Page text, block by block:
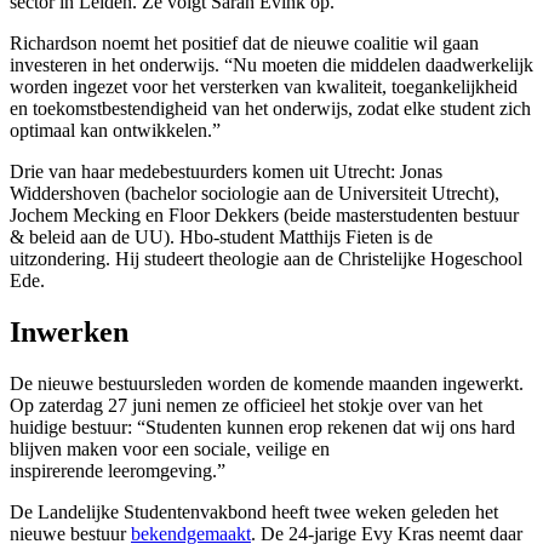
Richardson noemt het positief dat de nieuwe coalitie wil gaan
investeren in het onderwijs. “Nu moeten die middelen daadwerkelijk
worden ingezet voor het versterken van kwaliteit, toegankelijkheid
en toekomstbestendigheid van het onderwijs, zodat elke student zich
optimaal kan ontwikkelen.”
Drie van haar medebestuurders komen uit Utrecht: Jonas
Widdershoven (bachelor sociologie aan de Universiteit Utrecht),
Jochem Mecking en Floor Dekkers (beide masterstudenten bestuur
& beleid aan de UU). Hbo-student Matthijs Fieten is de
uitzondering. Hij studeert theologie aan de Christelijke Hogeschool
Ede.
Inwerken
De nieuwe bestuursleden worden de komende maanden ingewerkt.
Op zaterdag 27 juni nemen ze officieel het stokje over van het
huidige bestuur: “Studenten kunnen erop rekenen dat wij ons hard
blijven maken voor een sociale, veilige en
inspirerende leeromgeving.”
De Landelijke Studentenvakbond heeft twee weken geleden het
nieuwe bestuurbekendgemaakt. De 24-jarige Evy Kras neemt daar